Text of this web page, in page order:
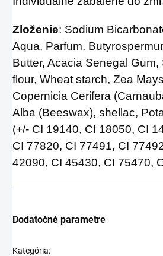
Zloženie: Sodium
Aqua, Parfum,
Butter, Acacia Senegal
flour, Wheat starch, Zea
Copernicia Cerifera
Alba (Beeswax), shellac,
(+/- CI 19140, CI 18050, CI
CI 77820, CI 77491, CI
42090, CI 45430, CI 75470,
Dodatočné parametre
Kategória: